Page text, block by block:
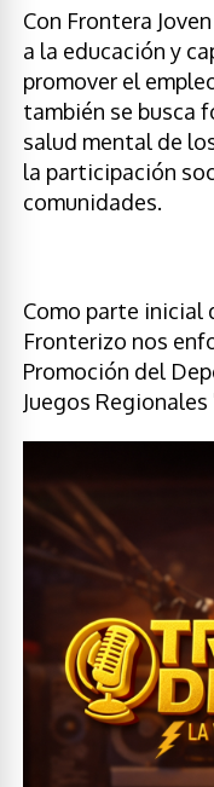
Con Frontera
a la educación y
promover el
también se busca
salud mental de
la participación
comunidades.
Como parte inicial
Fronterizo nos
Promoción del
Juegos